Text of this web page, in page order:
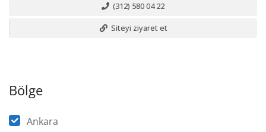
(312) 580 04 22
Siteyi ziyaret et
Bölge
Ankara